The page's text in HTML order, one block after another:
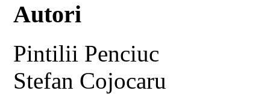
Autori
Pintilii Penciuc
Stefan Cojocaru